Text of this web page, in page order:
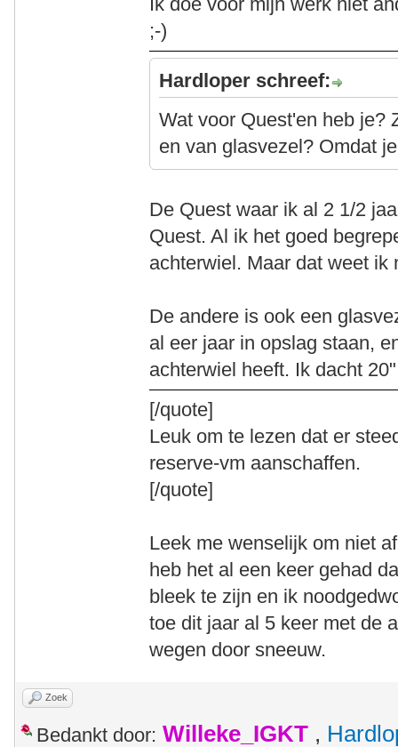
;-)
Hardloper schreef:
Wat voor Quest'en heb je?
en van glasvezel? Omdat
De Quest waar ik al 2 1/2
Quest. Al ik het goed
achterwiel. Maar dat weet ik
De andere is ook een
al eer jaar in opslag staan,
achterwiel heeft. Ik dacht
[/quote]
Leuk om te lezen dat er
reserve-vm aanschaffen.
[/quote]
Leek me wenselijk om niet
heb het al een keer gehad
bleek te zijn en ik
toe dit jaar al 5 keer met de
wegen door sneeuw.
Zoek
Bedankt door: Willeke_IGKT ,